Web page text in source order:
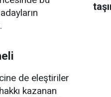
de eleştiriler
kazanan